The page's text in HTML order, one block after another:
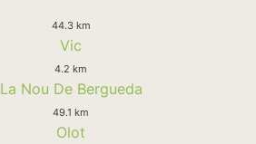
44.3 km
Vic
4.2 km
La Nou De Bergueda
49.1 km
Olot